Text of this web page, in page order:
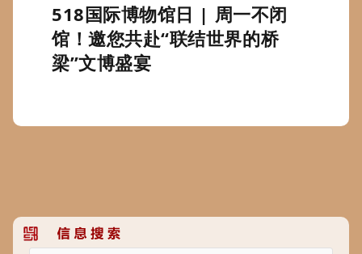
518国际博物馆日 | 周一不闭
馆！邀您共赴“联结世界的桥
梁”文博盛宴